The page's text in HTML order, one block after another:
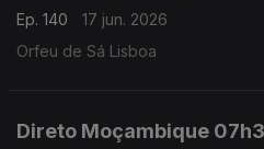
Ep. 140
17 jun. 2026
Orfeu de Sá Lisboa
Direto Moçambique